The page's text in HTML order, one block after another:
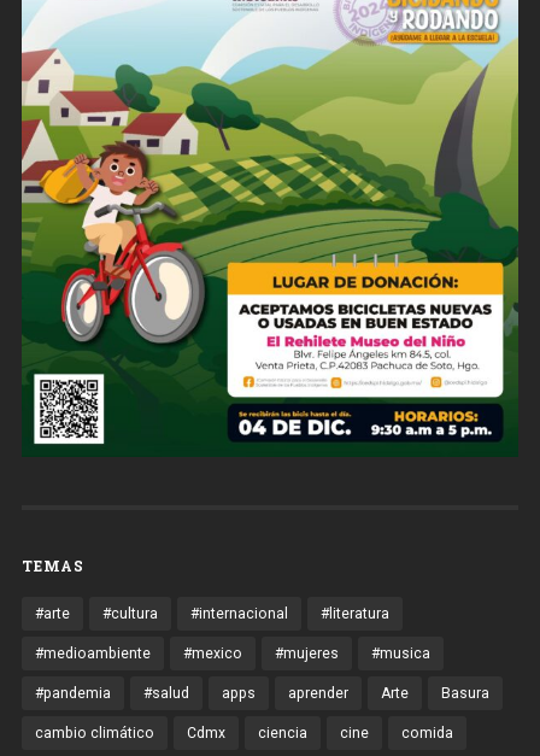
TEMAS
#arte #cultura #internacional #literatura
#medioambiente #mexico #mujeres #musica
#pandemia #salud apps aprender Arte Basura
cambio climático Cdmx ciencia cine comida